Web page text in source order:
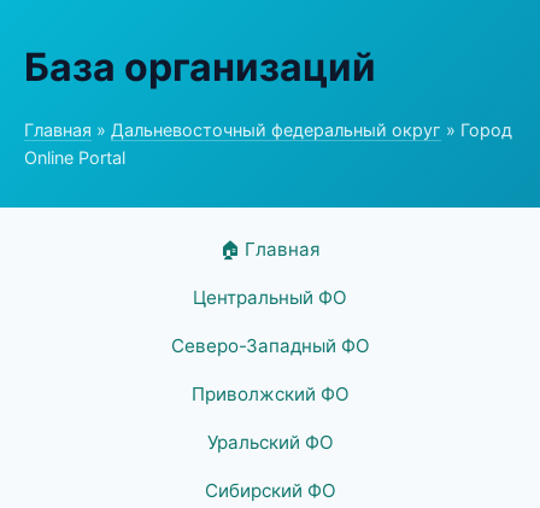
База организаций
Главная » Дальневосточный федеральный округ » Город
Online Portal
🏠 Главная
Центральный ФО
Северо-Западный ФО
Приволжский ФО
Уральский ФО
Сибирский ФО